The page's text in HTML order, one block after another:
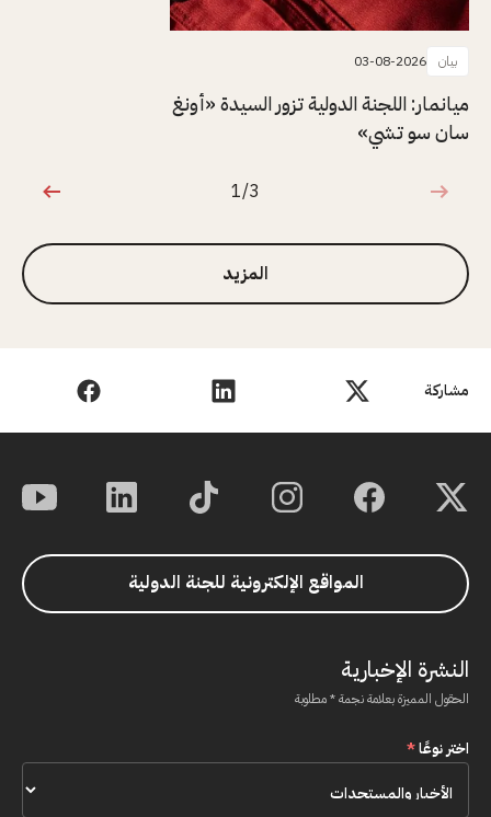
مشاركة
بيان 03-08-2026
ميانمار: اللجنة الدولية تزور السيدة «أونغ
سان سو تشي»
1 من 3
1/3
المزيد
المواقع الإلكترونية للجنة الدولية
النشرة الإخبارية
الحقول المميزة بعلامة نجمة * مطلوبة
اختر نوعًا*